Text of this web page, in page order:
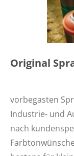
Original
vorbegasten
Industrie- und
nach